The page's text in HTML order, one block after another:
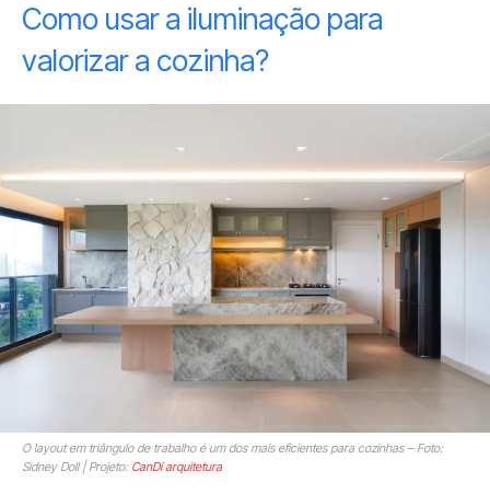
Como usar a iluminação para
valorizar a cozinha?
O layout em triângulo de trabalho é um dos mais eficientes para cozinhas – Foto:
Sidney Doll | Projeto: CanDí arquitetura